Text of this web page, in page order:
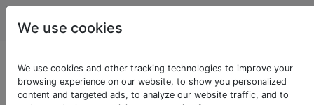
Android
Que fait le
We use cookies
We use cookies and other tracking technologies to improve your
browsing experience on our website, to show you personalized
content and targeted ads, to analyze our website traffic, and to